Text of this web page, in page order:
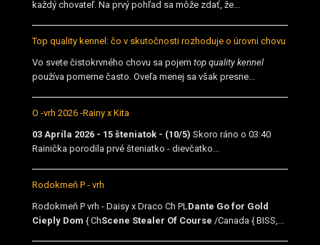
každý chovateľ. Na prvý pohľad sa môže zdať, že...
Top quality kennel: čo v skutočnosti rozhoduje o úrovni chovu
Vo svete čistokrvného chovu sa pojem top quality kennel
používa pomerne často. Oveľa menej sa však presne...
O -vrh 2026 -Rainy x Kita
03 Apríla 2026 - 15 šteniatok - (10/5) Skoro ráno o 03:40
Rainička porodila prvé šteniatko - dievčatko...
Rodokmeň P - vrh
Rodokmeň P vrh - Daisy x Draco Ch PLDante Go for Gold
Cieply Dom { ChScene Stealer Of Course /Canada { BISS,...